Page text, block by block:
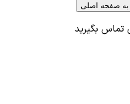
صفحه اصلی
تماس بگیرید